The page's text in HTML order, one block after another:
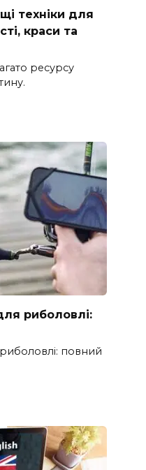
техніки для
краси та
ресурсу
риболовлі:
повний